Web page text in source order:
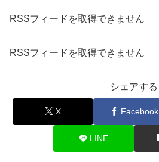
RSSフィードを取得できません
RSSフィードを取得できません
シェアする
X Facebook
LINE